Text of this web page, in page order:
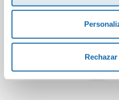
Gafas de sol Kids
30,00€